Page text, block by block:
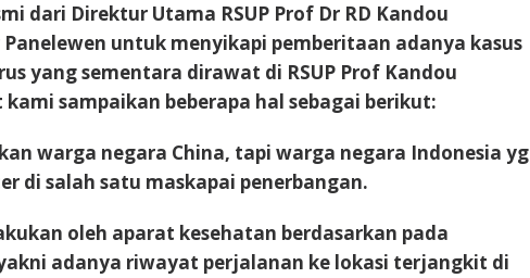
dari Direktur Utama RSUP Prof Dr RD Kandou
untuk menyikapi pemberitaan adanya kasus
yang sementara dirawat di RSUP Prof Kandou
sampaikan beberapa hal sebagai berikut:
warga negara China, tapi warga negara Indonesia yg
di salah satu maskapai penerbangan.
oleh aparat kesehatan berdasarkan pada
adanya riwayat perjalanan ke lokasi terjangkit di